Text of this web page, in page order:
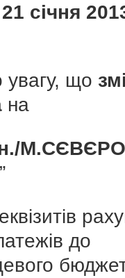
січня
увагу, що
на
”
до